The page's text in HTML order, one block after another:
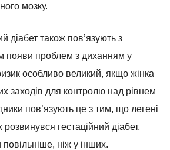
мозку.
діабет також пов’язують з
появи проблем з диханням у
особливо великий, якщо жінка
заходів для контролю над рівнем
пов’язують це з тим, що легені
розвинувся гестаційний діабет,
ніж у інших.